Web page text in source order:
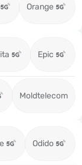
Orange
Epic
Moldtelecom
Odido